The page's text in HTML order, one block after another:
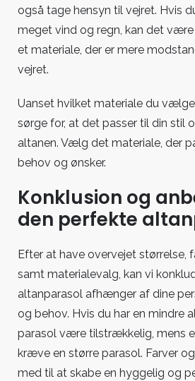
også tage hensyn til vejret. Hvis
meget vind og regn, kan det
et materiale, der er mere
vejret.
Uanset hvilket materiale du
sørge for, at det passer til din stil
altanen. Vælg det materiale, der
behov og ønsker.
Konklusion og
den perfekte
Efter at have overvejet størrelse,
samt materialevalg, kan vi
altanparasol afhænger af dine
og behov. Hvis du har en mindre
parasol være tilstrækkelig, mens
kræve en større parasol. Farver
med til at skabe en hyggelig og